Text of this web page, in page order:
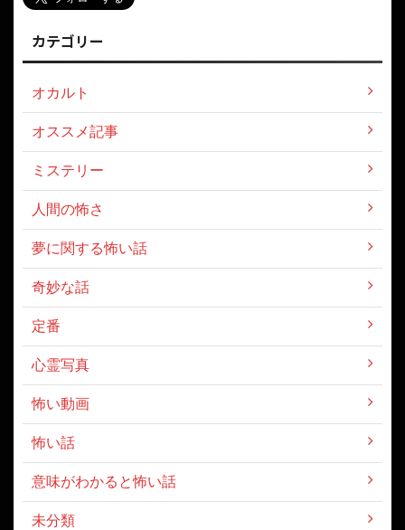
カテゴリー
オカルト
オススメ記事
ミステリー
人間の怖さ
夢に関する怖い話
奇妙な話
定番
心霊写真
怖い動画
怖い話
意味がわかると怖い話
未分類